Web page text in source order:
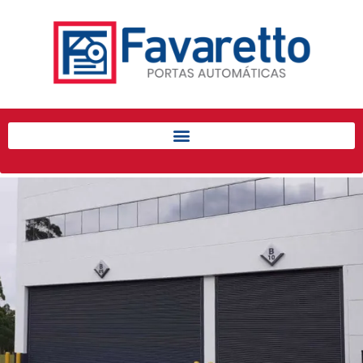
Início
Produtos
Automatizadores
Acessórios Para Portas de
Enrolar
Pintura eletrostática
Portfólio
Contato